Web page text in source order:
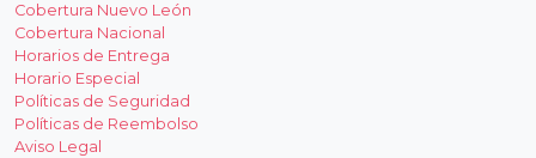
Cobertura Nuevo León
Cobertura Nacional
Horarios de Entrega
Horario Especial
Políticas de Seguridad
Políticas de Reembolso
Aviso Legal